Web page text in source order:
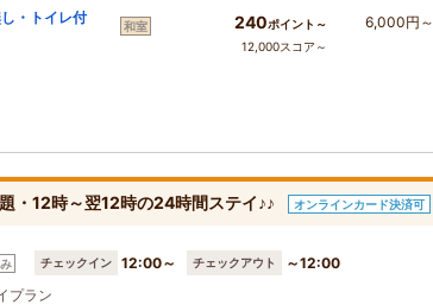
・トイレ付
和室 240ポイント～
12,000スコア～
6,000円～
・12時～翌12時の24時間ステイ♪♪ オンラインカード決済可
チェックイン 12:00～ チェックアウト
～12:00
プラン